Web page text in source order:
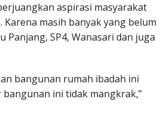
aspirasi masyarakat
masih banyak yang belum
SP4, Wanasari dan juga
bangunan rumah ibadah ini
ini tidak mangkrak,”